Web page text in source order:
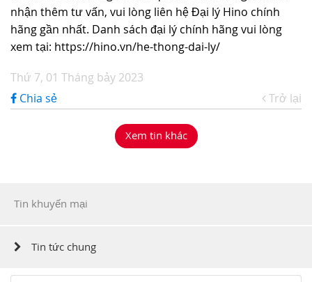
nhận thêm tư vấn, vui lòng liên hệ Đại lý Hino chính
hãng gần nhất. Danh sách đại lý chính hãng vui lòng
xem tại: https://hino.vn/he-thong-dai-ly/
Thứ 7, 01 Tháng bảy 2023
Chia sẻ
Trở lại
Xem tin khác
Tin khuyến mại
Tin tức chung